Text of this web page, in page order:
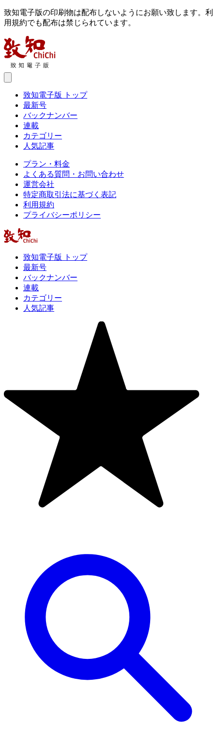
致知電子版の印刷物は配布しないようにお願い致します。利
用規約でも配布は禁じられています。
致知電子版 トップ
最新号
バックナンバー
連載
カテゴリー
人気記事
プラン・料金
よくある質問・お問い合わせ
運営会社
特定商取引法に基づく表記
利用規約
プライバシーポリシー
致知電子版 トップ
最新号
バックナンバー
連載
カテゴリー
人気記事